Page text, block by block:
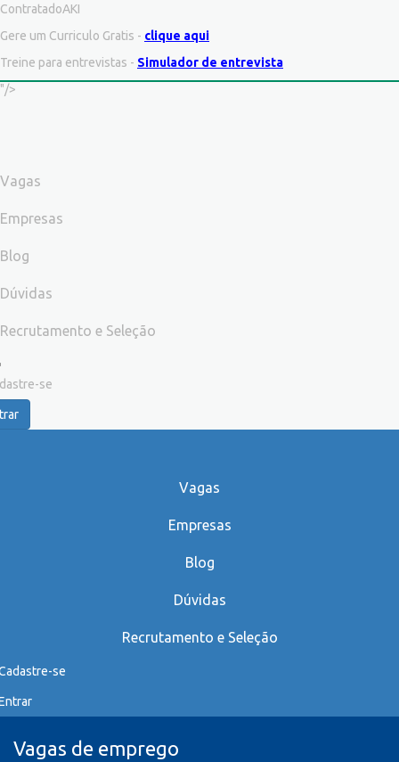
ContratadoAKI
Gere um Curriculo Gratis - clique aqui
Treine para entrevistas - Simulador de entrevista
"/>
Vagas
Empresas
Blog
Dúvidas
Recrutamento e Seleção
se
Vagas
Empresas
Blog
Dúvidas
Recrutamento e Seleção
se
Vagas de emprego